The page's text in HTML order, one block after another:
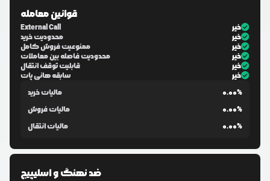
قوانین معامله
External Call
خیر
محدودیت خرید
خیر
ممنوعیت فروش کامل
خیر
محدودیت فاصله بین معاملات
خیر
قابلیت توقف انتقال
خیر
سابقه هانی پات
خیر
مالیات خرید
0.00%
مالیات فروش
0.00%
مالیات انتقال
0.00%
ضد نهنگ و اسلیپیج